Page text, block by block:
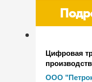
Цифровая
условиях ГОЗ
ООО